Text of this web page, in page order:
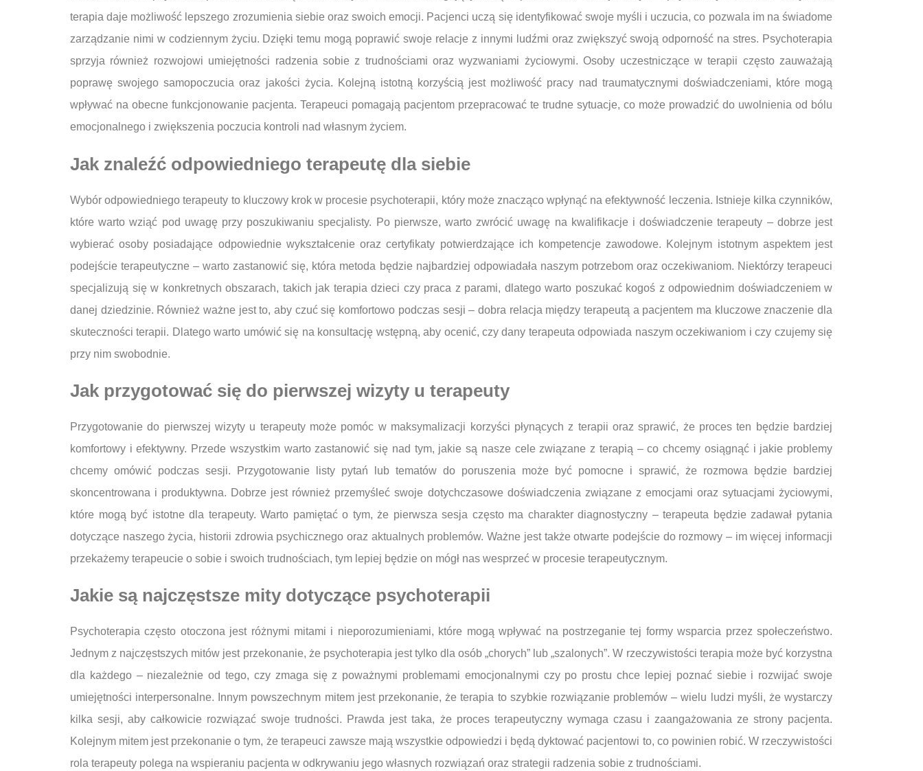
terapia daje możliwość lepszego zrozumienia siebie oraz swoich emocji. Pacjenci uczą się identyfikować swoje myśli i uczucia, co pozwala im na świadome
zarządzanie nimi w codziennym życiu. Dzięki temu mogą poprawić swoje relacje z innymi ludźmi oraz zwiększyć swoją odporność na stres. Psychoterapia
sprzyja również rozwojowi umiejętności radzenia sobie z trudnościami oraz wyzwaniami życiowymi. Osoby uczestniczące w terapii często zauważają
poprawę swojego samopoczucia oraz jakości życia. Kolejną istotną korzyścią jest możliwość pracy nad traumatycznymi doświadczeniami, które mogą
wpływać na obecne funkcjonowanie pacjenta. Terapeuci pomagają pacjentom przepracować te trudne sytuacje, co może prowadzić do uwolnienia od bólu
emocjonalnego i zwiększenia poczucia kontroli nad własnym życiem.
Jak znaleźć odpowiedniego terapeutę dla siebie
Wybór odpowiedniego terapeuty to kluczowy krok w procesie psychoterapii, który może znacząco wpłynąć na efektywność leczenia. Istnieje kilka czynników,
które warto wziąć pod uwagę przy poszukiwaniu specjalisty. Po pierwsze, warto zwrócić uwagę na kwalifikacje i doświadczenie terapeuty – dobrze jest
wybierać osoby posiadające odpowiednie wykształcenie oraz certyfikaty potwierdzające ich kompetencje zawodowe. Kolejnym istotnym aspektem jest
podejście terapeutyczne – warto zastanowić się, która metoda będzie najbardziej odpowiadała naszym potrzebom oraz oczekiwaniom. Niektórzy terapeuci
specjalizują się w konkretnych obszarach, takich jak terapia dzieci czy praca z parami, dlatego warto poszukać kogoś z odpowiednim doświadczeniem w
danej dziedzinie. Również ważne jest to, aby czuć się komfortowo podczas sesji – dobra relacja między terapeutą a pacjentem ma kluczowe znaczenie dla
skuteczności terapii. Dlatego warto umówić się na konsultację wstępną, aby ocenić, czy dany terapeuta odpowiada naszym oczekiwaniom i czy czujemy się
przy nim swobodnie.
Jak przygotować się do pierwszej wizyty u terapeuty
Przygotowanie do pierwszej wizyty u terapeuty może pomóc w maksymalizacji korzyści płynących z terapii oraz sprawić, że proces ten będzie bardziej
komfortowy i efektywny. Przede wszystkim warto zastanowić się nad tym, jakie są nasze cele związane z terapią – co chcemy osiągnąć i jakie problemy
chcemy omówić podczas sesji. Przygotowanie listy pytań lub tematów do poruszenia może być pomocne i sprawić, że rozmowa będzie bardziej
skoncentrowana i produktywna. Dobrze jest również przemyśleć swoje dotychczasowe doświadczenia związane z emocjami oraz sytuacjami życiowymi,
które mogą być istotne dla terapeuty. Warto pamiętać o tym, że pierwsza sesja często ma charakter diagnostyczny – terapeuta będzie zadawał pytania
dotyczące naszego życia, historii zdrowia psychicznego oraz aktualnych problemów. Ważne jest także otwarte podejście do rozmowy – im więcej informacji
przekażemy terapeucie o sobie i swoich trudnościach, tym lepiej będzie on mógł nas wesprzeć w procesie terapeutycznym.
Jakie są najczęstsze mity dotyczące psychoterapii
Psychoterapia często otoczona jest różnymi mitami i nieporozumieniami, które mogą wpływać na postrzeganie tej formy wsparcia przez społeczeństwo.
Jednym z najczęstszych mitów jest przekonanie, że psychoterapia jest tylko dla osób „chorych” lub „szalonych”. W rzeczywistości terapia może być korzystna
dla każdego – niezależnie od tego, czy zmaga się z poważnymi problemami emocjonalnymi czy po prostu chce lepiej poznać siebie i rozwijać swoje
umiejętności interpersonalne. Innym powszechnym mitem jest przekonanie, że terapia to szybkie rozwiązanie problemów – wielu ludzi myśli, że wystarczy
kilka sesji, aby całkowicie rozwiązać swoje trudności. Prawda jest taka, że proces terapeutyczny wymaga czasu i zaangażowania ze strony pacjenta.
Kolejnym mitem jest przekonanie o tym, że terapeuci zawsze mają wszystkie odpowiedzi i będą dyktować pacjentowi to, co powinien robić. W rzeczywistości
rola terapeuty polega na wspieraniu pacjenta w odkrywaniu jego własnych rozwiązań oraz strategii radzenia sobie z trudnościami.